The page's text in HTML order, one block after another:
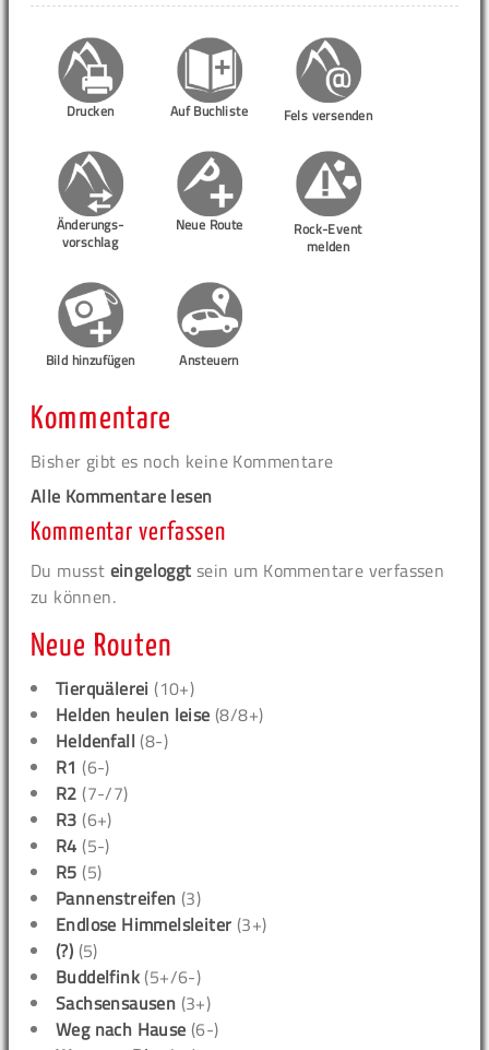
Drucken Auf Buchliste Fels versenden
Änderungs-
vorschlag
Neue Route
Rock-Event
melden
Bild hinzufügen Ansteuern
Kommentare
Bisher gibt es noch keine Kommentare
Alle Kommentare lesen
Kommentar verfassen
Du musst eingeloggt sein um Kommentare verfassen
zu können.
Neue Routen
Tierquälerei (10+)
Helden heulen leise (8/8+)
Heldenfall (8-)
R1 (6-)
R2 (7-/7)
R3 (6+)
R4 (5-)
R5 (5)
Pannenstreifen (3)
Endlose Himmelsleiter (3+)
(?) (5)
Buddelfink (5+/6-)
Sachsensausen (3+)
Weg nach Hause (6-)